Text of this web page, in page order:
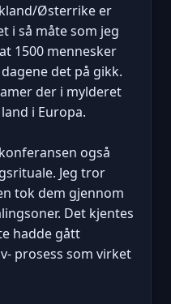
Østerrike er
i så måte som jeg
1500 mennesker
det på gikk.
der i mylderet
i Europa.
også
Jeg tror
tok dem gjennom
Det kjentes
hadde gått
prosess som virket